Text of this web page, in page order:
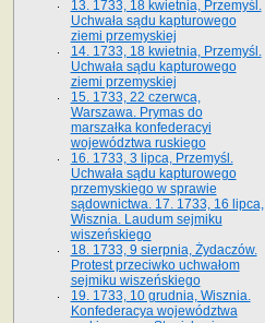
13. 1733, 18 kwietnia, Przemyśl.
Uchwała sądu kapturowego
ziemi przemyskiej
14. 1733, 18 kwietnia, Przemyśl.
Uchwała sądu kapturowego
ziemi przemyskiej
15. 1733, 22 czerwca,
Warszawa. Prymas do
marszałka konfederacyi
województwa ruskiego
16. 1733, 3 lipca, Przemyśl.
Uchwała sądu kapturowego
przemyskiego w sprawie
sądownictwa. 17. 1733, 16 lipca,
Wisznia. Laudum sejmiku
wiszeńskiego
18. 1733, 9 sierpnia, Żydaczów.
Protest przeciwko uchwałom
sejmiku wiszeńskiego
19. 1733, 10 grudnia, Wisznia.
Konfederacya województwa